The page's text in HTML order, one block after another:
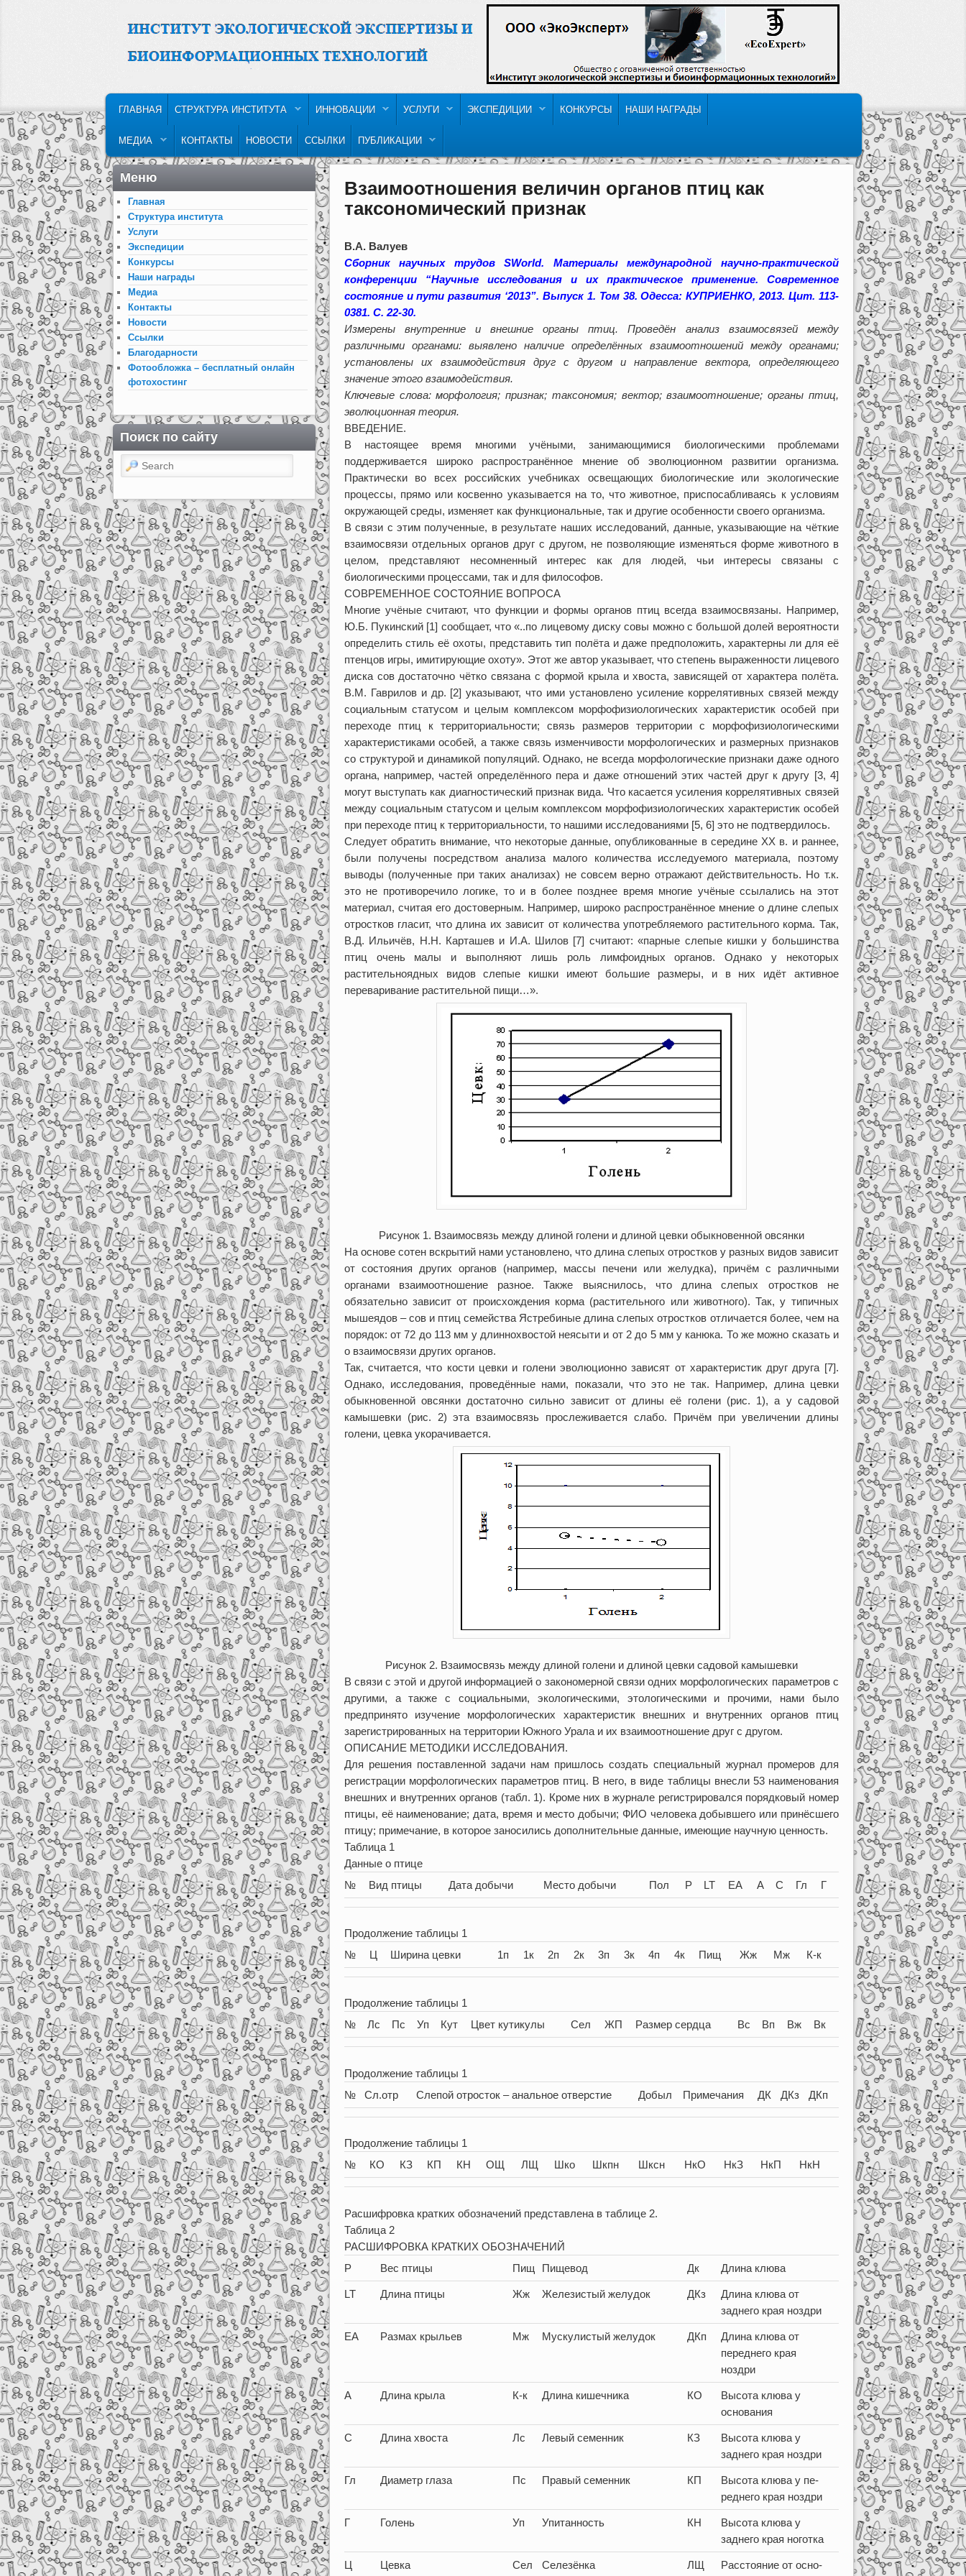
SKIP TO PRIMARY CONTENT
SKIP TO SECONDARY CONTENT
ГЛАВНАЯ СТРУКТУРА ИНСТИТУТА ИННОВАЦИИ УСЛУГИ ЭКСПЕДИЦИИ КОНКУРСЫ НАШИ НАГРАДЫ
МЕДИА КОНТАКТЫ НОВОСТИ ССЫЛКИ ПУБЛИКАЦИИ
Взаимоотношения величин органов птиц как
таксономический признак
В.А. Валуев
Сборник научных трудов SWorld. Материалы международной научно-практической
конференции “Научные исследования и их практическое применение. Современное
состояние и пути развития ‘2013”. Выпуск 1. Том 38. Одесса: КУПРИЕНКО, 2013. Цит. 113-
0381. С. 22-30.
Измерены внутренние и внешние органы птиц. Проведён анализ взаимосвязей между
различными органами: выявлено наличие определённых взаимоотношений между органами;
установлены их взаимодействия друг с другом и направление вектора, определяющего
значение этого взаимодействия.
Ключевые слова: морфология; признак; таксономия; вектор; взаимоотношение; органы птиц,
эволюционная теория.
ВВЕДЕНИЕ.
В настоящее время многими учёными, занимающимися биологическими проблемами
поддерживается широко распространённое мнение об эволюционном развитии организма.
Практически во всех российских учебниках освещающих биологические или экологические
процессы, прямо или косвенно указывается на то, что животное, приспосабливаясь к условиям
окружающей среды, изменяет как функциональные, так и другие особенности своего организма.
В связи с этим полученные, в результате наших исследований, данные, указывающие на чёткие
взаимосвязи отдельных органов друг с другом, не позволяющие изменяться форме животного в
целом, представляют несомненный интерес как для людей, чьи интересы связаны с
биологическими процессами, так и для философов.
СОВРЕМЕННОЕ СОСТОЯНИЕ ВОПРОСА
Многие учёные считают, что функции и формы органов птиц всегда взаимосвязаны. Например,
Ю.Б. Пукинский [1] сообщает, что «..по лицевому диску совы можно с большой долей вероятности
определить стиль её охоты, представить тип полёта и даже предположить, характерны ли для её
птенцов игры, имитирующие охоту». Этот же автор указывает, что степень выраженности лицевого
диска сов достаточно чётко связана с формой крыла и хвоста, зависящей от характера полёта.
В.М. Гаврилов и др. [2] указывают, что ими установлено усиление коррелятивных связей между
социальным статусом и целым комплексом морфофизиологических характеристик особей при
переходе птиц к территориальности; связь размеров территории с морфофизиологическими
характеристиками особей, а также связь изменчивости морфологических и размерных признаков
со структурой и динамикой популяций. Однако, не всегда морфологические признаки даже одного
органа, например, частей определённого пера и даже отношений этих частей друг к другу [3, 4]
могут выступать как диагностический признак вида. Что касается усиления коррелятивных связей
между социальным статусом и целым комплексом морфофизиологических характеристик особей
при переходе птиц к территориальности, то нашими исследованиями [5, 6] это не подтвердилось.
Следует обратить внимание, что некоторые данные, опубликованные в середине XX в. и раннее,
были получены посредством анализа малого количества исследуемого материала, поэтому
выводы (полученные при таких анализах) не совсем верно отражают действительность. Но т.к.
это не противоречило логике, то и в более позднее время многие учёные ссылались на этот
материал, считая его достоверным. Например, широко распространённое мнение о длине слепых
отростков гласит, что длина их зависит от количества употребляемого растительного корма. Так,
В.Д. Ильичёв, Н.Н. Карташев и И.А. Шилов [7] считают: «парные слепые кишки у большинства
птиц очень малы и выполняют лишь роль лимфоидных органов. Однако у некоторых
растительноядных видов слепые кишки имеют большие размеры, и в них идёт активное
переваривание растительной пищи…».
Рисунок 1. Взаимосвязь между длиной голени и длиной цевки обыкновенной овсянки
На основе сотен вскрытий нами установлено, что длина слепых отростков у разных видов зависит
от состояния других органов (например, массы печени или желудка), причём с различными
органами взаимоотношение разное. Также выяснилось, что длина слепых отростков не
обязательно зависит от происхождения корма (растительного или животного). Так, у типичных
мышеядов – сов и птиц семейства Ястребиные длина слепых отростков отличается более, чем на
порядок: от 72 до 113 мм у длиннохвостой неясыти и от 2 до 5 мм у канюка. То же можно сказать и
о взаимосвязи других органов.
Так, считается, что кости цевки и голени эволюционно зависят от характеристик друг друга [7].
Однако, исследования, проведённые нами, показали, что это не так. Например, длина цевки
обыкновенной овсянки достаточно сильно зависит от длины её голени (рис. 1), а у садовой
камышевки (рис. 2) эта взаимосвязь прослеживается слабо. Причём при увеличении длины
голени, цевка укорачивается.
Рисунок 2. Взаимосвязь между длиной голени и длиной цевки садовой камышевки
В связи с этой и другой информацией о закономерной связи одних морфологических параметров с
другими, а также с социальными, экологическими, этологическими и прочими, нами было
предпринято изучение морфологических характеристик внешних и внутренних органов птиц
зарегистрированных на территории Южного Урала и их взаимоотношение друг с другом.
ОПИСАНИЕ МЕТОДИКИ ИССЛЕДОВАНИЯ.
Для решения поставленной задачи нам пришлось создать специальный журнал промеров для
регистрации морфологических параметров птиц. В него, в виде таблицы внесли 53 наименования
внешних и внутренних органов (табл. 1). Кроме них в журнале регистрировался порядковый номер
птицы, её наименование; дата, время и место добычи; ФИО человека добывшего или принёсшего
птицу; примечание, в которое заносились дополнительные данные, имеющие научную ценность.
Таблица 1
Данные о птице
№
Вид птицы Дата добычи Место добычи Пол P LT EA A C Гл Г
Продолжение таблицы 1
№
Ц Ширина цевки 1п 1к 2п 2к 3п 3к 4п 4к Пищ Жж Мж К-к
Продолжение таблицы 1
№
Лс Пс Уп Кут Цвет кутикулы Сел ЖП Размер сердца Вс Вп Вж Вк
Продолжение таблицы 1
№
Сл.отр Слепой отросток – анальное отверстие Добыл Примечания ДК ДКз ДКп
Продолжение таблицы 1
№
КО КЗ КП КН ОЩ ЛЩ Шко Шкпн Шксн НкО НкЗ НкП НкН
Расшифровка кратких обозначений представлена в таблице 2.
Таблица 2
РАСШИФРОВКА КРАТКИХ ОБОЗНАЧЕНИЙ
P
Вес птицы Пищ Пищевод Дк Длина клюва
LT Длина птицы Жж Железистый желудок ДКз
Длина клюва от
заднего края ноздри
EA Размах крыльев Мж Мускулистый желудок ДКп
Длина клюва от
переднего края
ноздри
А Длина крыла К-к Длина кишечника КО
Высота клюва у
основания
C Длина хвоста Лс Левый семенник КЗ
Высота клюва у
заднего края ноздри
Гл Диаметр глаза Пс Правый семенник КП
Высота клюва у пе-
реднего края ноздри
Г Голень Уп Упитанность КН
Высота клюва у
заднего края ноготка
Ц Цевка Сел Селезёнка ЛЩ
Расстояние от осно-
Меню
Главная
Структура института
Услуги
Экспедиции
Конкурсы
Наши награды
Медиа
Контакты
Новости
Ссылки
Благодарности
Фотообложка – бесплатный онлайн
фотохостинг
Поиск по сайту
Search